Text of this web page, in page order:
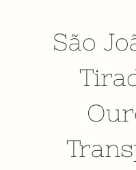
São